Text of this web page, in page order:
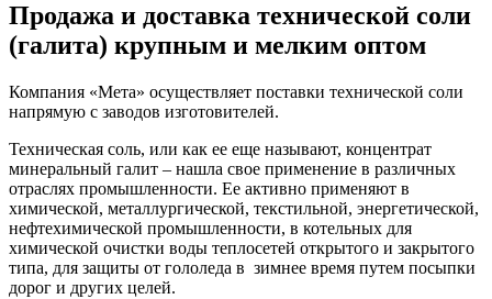
Продажа и доставка технической соли
(галита) крупным и мелким оптом
Компания «Мета» осуществляет поставки технической соли
напрямую с заводов изготовителей.
Техническая соль, или как ее еще называют, концентрат
минеральный галит – нашла свое применение в различных
отраслях промышленности. Ее активно применяют в
химической, металлургической, текстильной, энергетической,
нефтехимической промышленности, в котельных для
химической очистки воды теплосетей открытого и закрытого
типа, для защиты от гололеда в зимнее время путем посыпки
дорог и других целей.